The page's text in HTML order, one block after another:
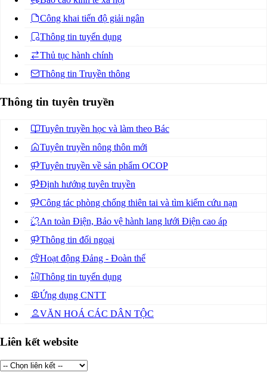
Công khai tiến độ giải ngân
Thông tin tuyển dụng
Thủ tục hành chính
Thông tin Truyền thông
Thông tin tuyên truyền
Tuyên truyền học và làm theo Bác
Tuyên truyền nông thôn mới
Tuyên truyền về sản phẩm OCOP
Định hướng tuyên truyền
Công tác phòng chống thiên tai và tìm kiếm cứu nạn
An toàn Điện, Bảo vệ hành lang lưới Điện cao áp
Thông tin đối ngoại
Hoạt động Đảng - Đoàn thể
Thông tin tuyển dụng
Ứng dụng CNTT
VĂN HOÁ CÁC DÂN TỘC
Liên kết website